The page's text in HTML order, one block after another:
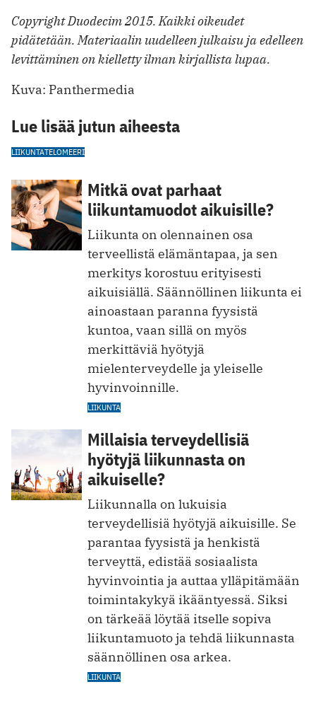
Copyright Duodecim 2015. Kaikki oikeudet
pidätetään. Materiaalin uudelleen julkaisu ja edelleen
levittäminen on kielletty ilman kirjallista lupaa.
Kuva: Panthermedia
Lue lisää jutun aiheesta
LIIKUNTATELOMEERI
Mitkä ovat parhaat
liikuntamuodot aikuisille?
Liikunta on olennainen osa
terveellistä elämäntapaa, ja sen
merkitys korostuu erityisesti
aikuisiällä. Säännöllinen liikunta ei
ainoastaan paranna fyysistä
kuntoa, vaa n sillä on myös
merkittäviä hyötyjä
mielenterveydelle ja yleiselle
hyvinvoinnille.
LIIKUNTA
Millaisia terveydellisiä
hyötyjä liikunnasta on
aikuiselle?
Liikunnalla on lukuisia
terveydellisiä hyötyjä aikuisille. Se
parantaa fyysistä ja henkistä
terveyttä, edistää sosiaalista
hyvinvointia ja auttaa ylläpitämään
toimintakykyä ikääntyessä. Siksi
on tärkeää löytää itselle sopiva
liikuntamuoto ja tehdä liikunnasta
säännöllinen osa arkea.
LIIKUNTA